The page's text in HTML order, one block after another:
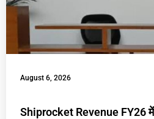
August 6, 2026
Shiprocket Revenue FY26 में